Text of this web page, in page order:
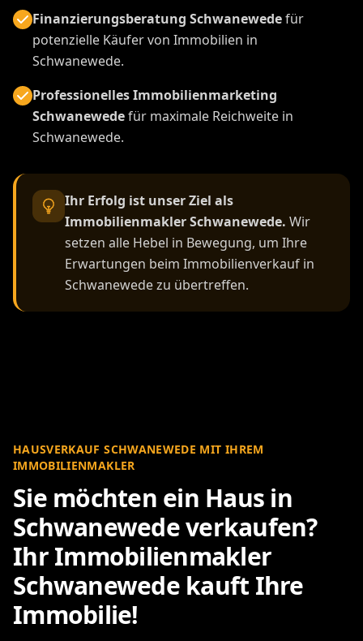
Finanzierungsberatung Schwanewedefür
potenzielle Käufer von Immobilien in
Schwanewede.
Professionelles Immobilienmarketing
Schwanewedefür maximale Reichweite in
Schwanewede.
Ihr Erfolg ist unser Ziel als
Immobilienmakler Schwanewede. Wir
setzen alle Hebel in Bewegung, um Ihre
Erwartungen beim Immobilienverkauf in
Schwanewede zu übertreffen.
HAUSVERKAUF SCHWANEWEDE MIT IHREM
IMMOBILIENMAKLER
Sie möchten ein Haus in
Schwanewede verkaufen?
Ihr Immobilienmakler
Schwanewede kauft Ihre
Immobilie!